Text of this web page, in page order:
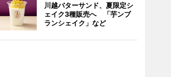
川越バターサンド、夏限定シ
ェイク3種販売へ 「芋ンブ
ランシェイク」など